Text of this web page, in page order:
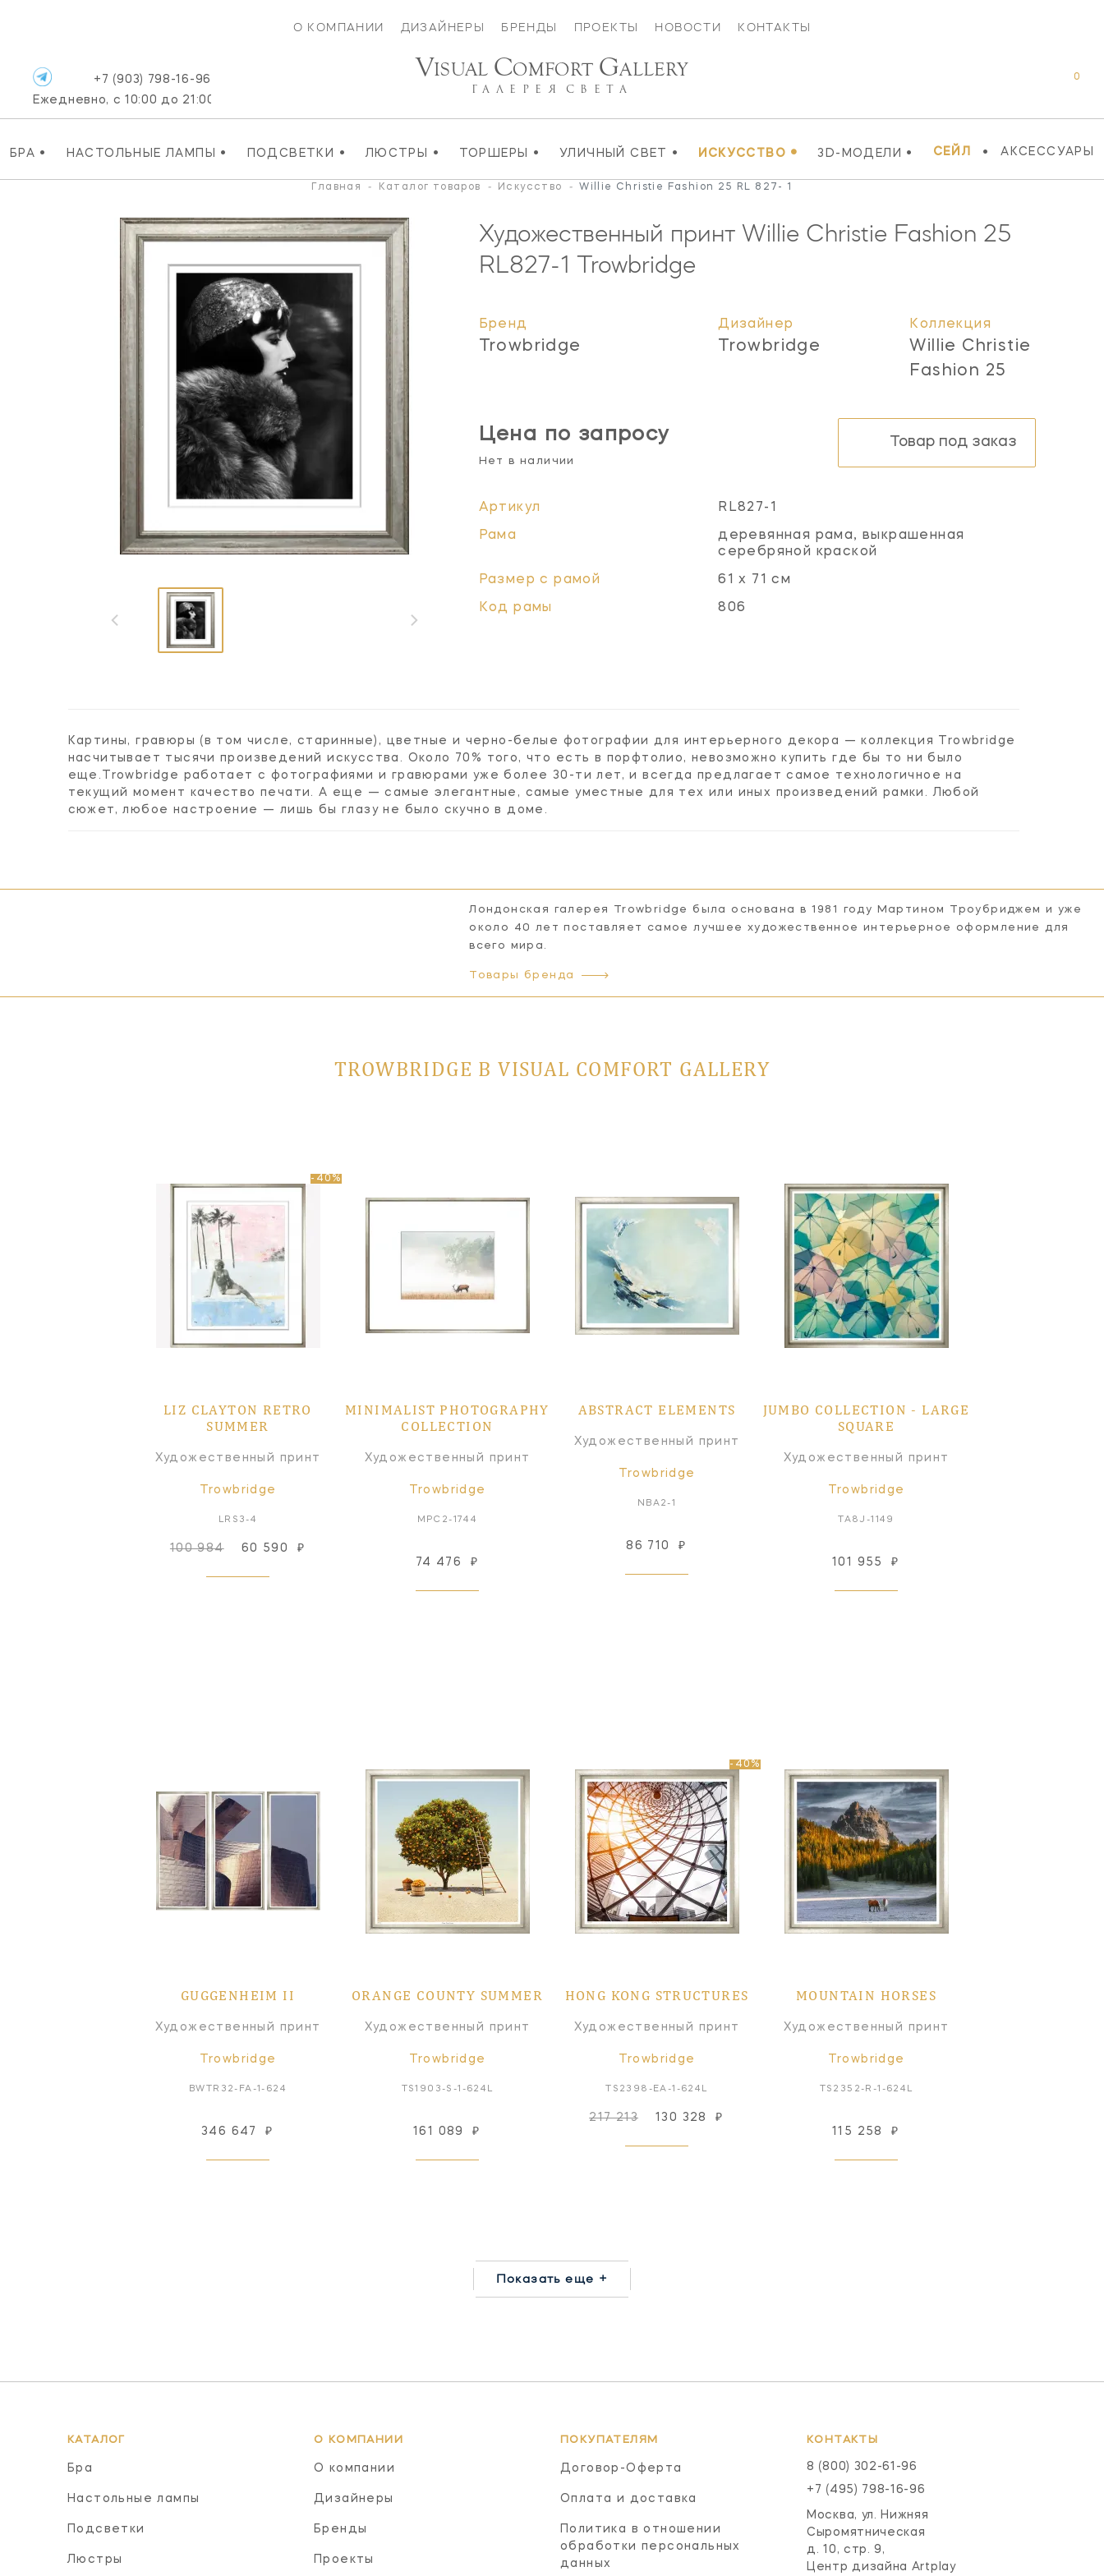
О КОМПАНИИ ДИЗАЙНЕРЫ БРЕНДЫ ПРОЕКТЫ НОВОСТИ КОНТАКТЫ
БРА • НАСТОЛЬНЫЕ ЛАМПЫ • ПОДСВЕТКИ • ЛЮСТРЫ • ТОРШЕРЫ • УЛИЧНЫЙ СВЕТ • ИСКУССТВО • 3D-МОДЕЛИ • СЕЙЛ • АКСЕССУАРЫ
+7 (903) 798-16-96
Ежедневно, с 10:00 до 21:00
0
VISUAL COMFORT GALLERY
ГАЛЕРЕЯ СВЕТА
Главная - Каталог товаров - Искусство - Willie Christie Fashion 25 RL 827- 1
Художественный принт Willie Christie Fashion 25
RL827-1 Trowbridge
Бренд
Trowbridge
Дизайнер
Trowbridge
Коллекция
Willie Christie
Fashion 25
Цена по запросу
Нет в наличии
Товар под заказ
Артикул RL827-1
Рама
деревянная рама, выкрашенная
серебряной краской
Размер с рамой 61 х 71 см
Код рамы 806
Картины, гравюры (в том числе, старинные), цветные и черно-белые фотографии для интерьерного декора — коллекция Trowbridge
насчитывает тысячи произведений искусства. Около 70% того, что есть в порфтолио, невозможно купить где бы то ни было
еще.Trowbridge работает с фотографиями и гравюрами уже более 30-ти лет, и всегда предлагает самое технологичное на
текущий момент качество печати. А еще — самые элегантные, самые уместные для тех или иных произведений рамки. Любой
сюжет, любое настроение — лишь бы глазу не было скучно в доме.
Лондонская галерея Trowbridge была основана в 1981 году Мартином Троубриджем и уже
около 40 лет поставляет самое лучшее художественное интерьерное оформление для
всего мира.
Товары бренда
TROWBRIDGE В VISUAL COMFORT GALLERY
-40%
LIZ CLAYTON RETRO
SUMMER
Художественный принт
Trowbridge
LRS3-4
100 984 60 590 ₽
MINIMALIST PHOTOGRAPHY
COLLECTION
Художественный принт
Trowbridge
MPC2-1744
74 476 ₽
ABSTRACT ELEMENTS
Художественный принт
Trowbridge
NBA2-1
86 710 ₽
JUMBO COLLECTION ‑ LARGE
SQUARE
Художественный принт
Trowbridge
TA8J-1149
101 955 ₽
GUGGENHEIM II
Художественный принт
Trowbridge
BWTR32-FA-1-624
346 647 ₽
ORANGE COUNTY SUMMER
Художественный принт
Trowbridge
TS1903-S-1-624L
161 089 ₽
-40%
HONG KONG STRUCTURES
Художественный принт
Trowbridge
TS2398-EA-1-624L
217 213 130 328 ₽
MOUNTAIN HORSES
Художественный принт
Trowbridge
TS2352-R-1-624L
115 258 ₽
Показать еще +
КАТАЛОГ
Бра
Настольные лампы
Подсветки
Люстры
О КОМПАНИИ
О компании
Дизайнеры
Бренды
Проекты
ПОКУПАТЕЛЯМ
Договор-Оферта
Оплата и доставка
Политика в отношении
обработки персональных
данных
КОНТАКТЫ
8 (800) 302-61-96
+7 (495) 798-16-96
Москва, ул. Нижняя
Сыромятническая
д. 10, стр. 9,
Центр дизайна Artplay